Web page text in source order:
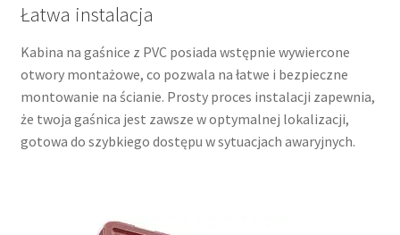
Łatwa instalacja
Kabina na gaśnice z PVC posiada wstępnie wywiercone
otwory montażowe, co pozwala na łatwe i bezpieczne
montowanie na ścianie. Prosty proces instalacji zapewnia,
że twoja gaśnica jest zawsze w optymalnej lokalizacji,
gotowa do szybkiego dostępu w sytuacjach awaryjnych.